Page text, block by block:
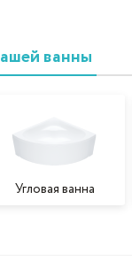
ванны
Угловая ванна